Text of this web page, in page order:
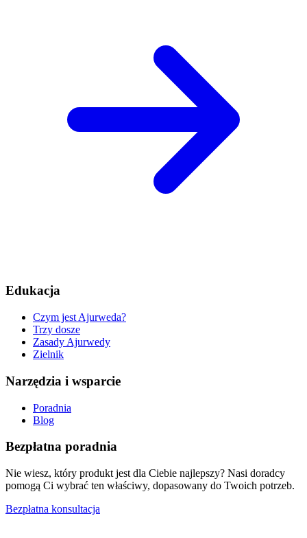
Edukacja
Czym jest Ajurweda?
Trzy dosze
Zasady Ajurwedy
Zielnik
Narzędzia i wsparcie
Poradnia
Blog
Bezpłatna poradnia
Nie wiesz, który produkt jest dla Ciebie najlepszy? Nasi doradcy
pomogą Ci wybrać ten właściwy, dopasowany do Twoich potrzeb.
Bezpłatna konsultacja